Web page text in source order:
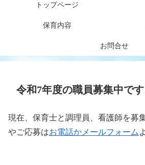
トップページ
保育内容
お問合せ
令和7年度の職員募集中です
現在、保育士と調理員、看護師を募
やご応募はお電話かメールフォーム